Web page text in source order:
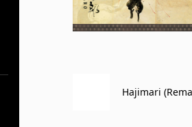
Hajimari